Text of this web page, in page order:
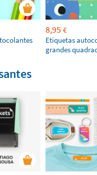
8,95 €
Etiquetas
grandes